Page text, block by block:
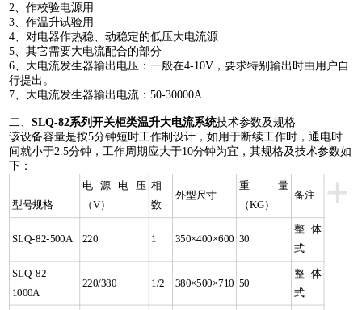
2、作校验电源用
3、作温升试验用
4、对电器作热稳、动稳定的低压大电流源
5、其它需要大电流配合的部分
6、大电流发生器输出电压：一般在4-10V，要求特别输出时由用户自
行提出。
7、大电流发生器输出电流：50-30000A
二、SLQ-82系列开关柜类温升大电流系统技术参数及规格
该设备容量是按5分钟短时工作制设计，如用于断续工作时，通电时
间就小于2.5分钟，工作周期应大于10分钟为宜，其规格及技术参数如
下：
+
型号规格
电源电压
（V）
相
数
外型尺寸
重量
（KG）
备注
SLQ-82-500A 220 1 350×400×600 30
整体
式
SLQ-82-
1000A
220/380 1/2 380×500×710 50
整体
式